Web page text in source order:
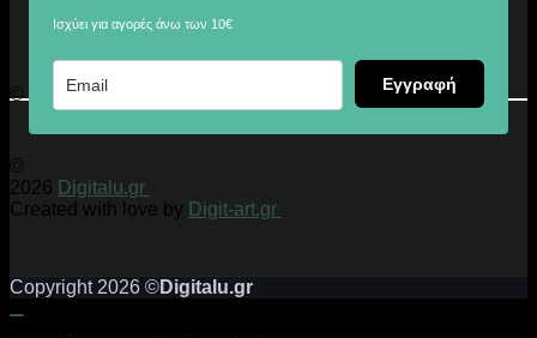
Ισχύει για αγορές άνω των 10€
Εγγραφή
© 2026 Digitalu.gr
©
2026 Digitalu.gr
Created with love by Digit-art.gr
Copyright 2026 ©Digitalu.gr